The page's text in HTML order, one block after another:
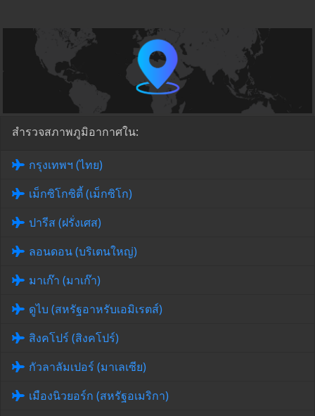
สำรวจสภาพภูมิอากาศใน:
กรุงเทพฯ (ไทย)
เม็กซิโกซิตี้ (เม็กซิโก)
ปารีส (ฝรั่งเศส)
ลอนดอน (บริเตนใหญ่)
มาเก๊า (มาเก๊า)
ดูไบ (สหรัฐอาหรับเอมิเรตส์)
สิงคโปร์ (สิงคโปร์)
กัวลาลัมเปอร์ (มาเลเซีย)
เมืองนิวยอร์ก (สหรัฐอเมริกา)